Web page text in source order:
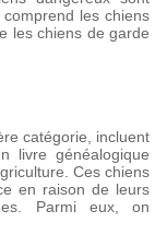
les chiens
les chiens de garde
catégorie, incluent
livre généalogique
Ces chiens
en raison de leurs
Parmi eux, on